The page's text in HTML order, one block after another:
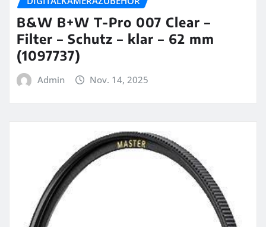
B&W B+W T-Pro 007 Clear –
Filter – Schutz – klar – 62 mm
(1097737)
Admin Nov. 14, 2025